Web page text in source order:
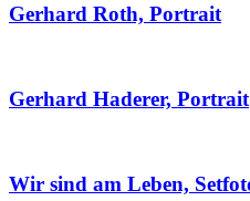
Gerhard Roth, Portrait
Gerhard Haderer, Portrait
Wir sind am Leben,